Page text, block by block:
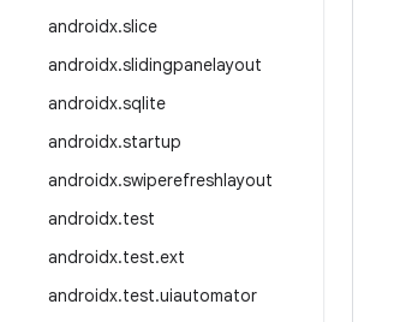
androidx.slice
androidx.slidingpanelayout
androidx.sqlite
androidx.startup
androidx.swiperefreshlayout
androidx.test
androidx.test.ext
androidx.test.uiautomator